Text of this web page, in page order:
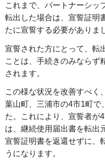
これまで、パートナーシッ
転出した場合は、宣誓証明
たに宣誓する必要がありま
宣誓された方にとって、転
ことは、手続きのみならず
されます。
この様な状況を改善すべく
葉山町、三浦市の4市1町で
た。これにより、宣誓者が
は、継続使用届出書を転出
宣誓証明書を返還せずに、
うになります。